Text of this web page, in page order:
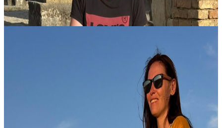
29 agosto 2026 12:00
Marrakech, Marocco
6 Giorni Ritiro Immersivo Estivo di Yoga e Cultura
Questo ritiro immersivo intreccia yoga, cultura e lo spirito
rigenerante del Marocco in un’esperienza che sa essere al tempo
stesso luminosa e profondamente nutriente. Pensato come un invito